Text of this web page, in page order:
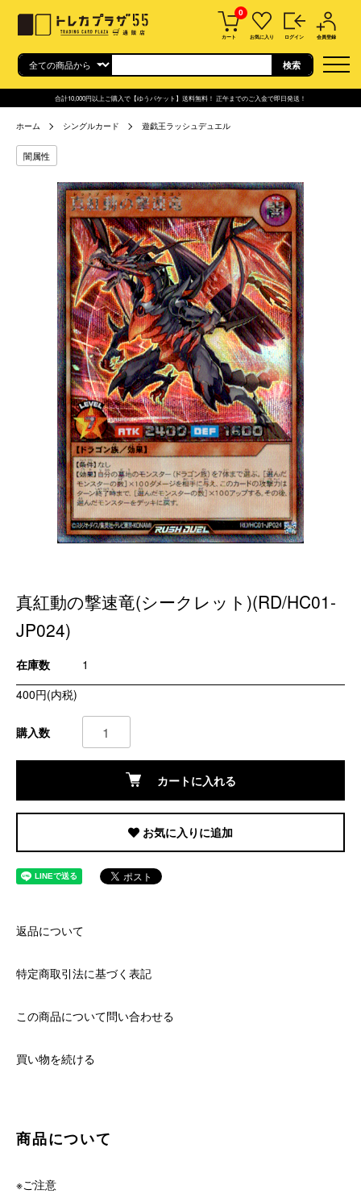
0
カート お気に入り ログイン 会員登録
合計10,000円以上ご購入で【ゆうパケット】送料無料！ 正午までのご入金で即日発送！
ホーム シングルカード 遊戯王ラッシュデュエル
闇属性
真紅動の撃速竜(シークレット)(RD/HC01-
JP024)
在庫数
1
400円(内税)
購入数
カートに入れる
お気に入りに追加
返品について
特定商取引法に基づく表記
この商品について問い合わせる
買い物を続ける
商品について
※ご注意